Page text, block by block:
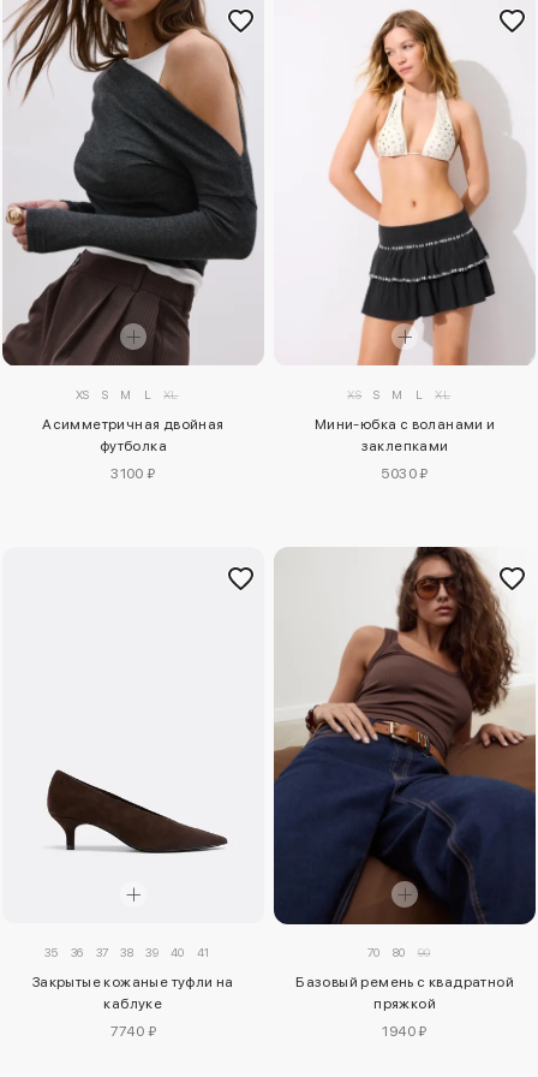
XS S M L XL
Асимметричная двойная
футболка
3100 ₽
XS S M L XL
Мини-юбка с воланами и
заклепками
5030 ₽
35 36 37 38 39 40 41
Закрытые кожаные туфли на
каблуке
7740 ₽
70 80 90
Базовый ремень с квадратной
пряжкой
1940 ₽